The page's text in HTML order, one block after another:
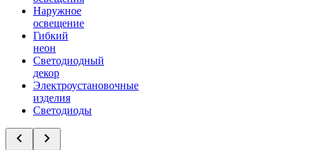
Наружное
освещение
Гибкий
неон
Светодиодный
декор
Электроустановочные
изделия
Светодиоды